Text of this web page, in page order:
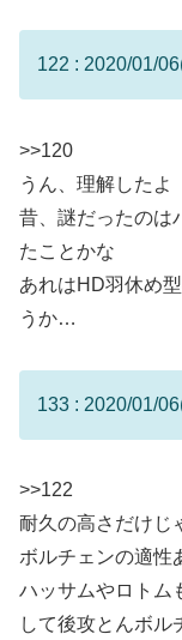
122 : 2020/01/
>>120
うん、理解したよ
昔、謎だったのは
たことかな
あれはHD羽休め
うか…
133 : 2020/01/
>>122
耐久の高さだけじ
ボルチェンの適性
ハッサムやロトム
して後攻とんボル